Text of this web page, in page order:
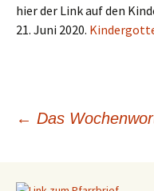
hier der Link auf den
21. Juni 2020.
← Das